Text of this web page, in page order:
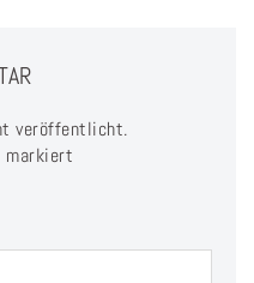
veröffentlicht.
markiert